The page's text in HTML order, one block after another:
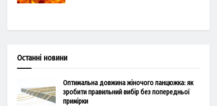
Останні новини
Оптимальна довжина жіночого ланцюжка: як
зробити правильний вибір без попередньої
примірки